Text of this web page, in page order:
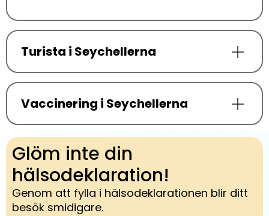
Turista i Seychellerna
Vaccinering i Seychellerna
Glöm inte din
hälsodeklaration!
Genom att fylla i hälsodeklarationen blir ditt
besök smidigare.